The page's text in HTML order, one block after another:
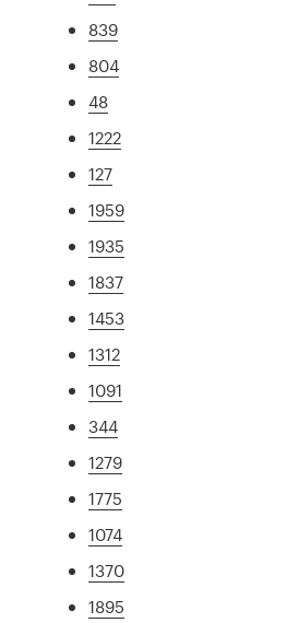
839
804
48
1222
127
1959
1935
1837
1453
1312
1091
344
1279
1775
1074
1370
1895